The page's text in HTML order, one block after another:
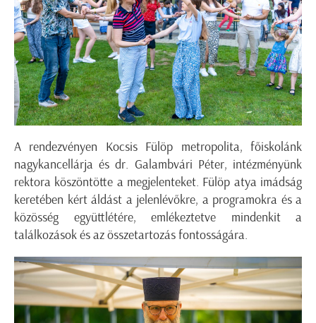
A rendezvényen Kocsis Fülöp metropolita, főiskolánk
nagykancellárja és dr. Galambvári Péter, intézményünk
rektora köszöntötte a megjelenteket. Fülöp atya imádság
keretében kért áldást a jelenlévőkre, a programokra és a
közösség együttlétére, emlékeztetve mindenkit a
találkozások és az összetartozás fontosságára.